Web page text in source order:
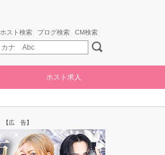
ホスト検索 ブログ検索 CM検索
ホスト求人
【広 告】